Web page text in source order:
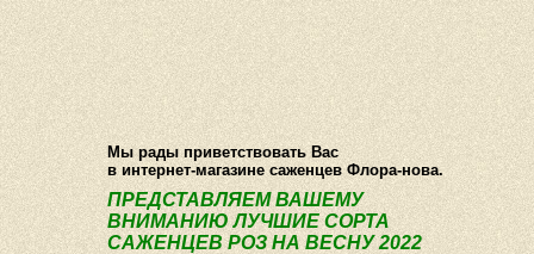
О компании Как купить Фотогалерея Статьи Опт
Мы рады приветствовать Вас
в интернет-магазине саженцев Флора-нова.
ПРЕДСТАВЛЯЕМ ВАШЕМУ
ВНИМАНИЮ ЛУЧШИЕ СОРТА
САЖЕНЦЕВ РОЗ НА ВЕСНУ 2022